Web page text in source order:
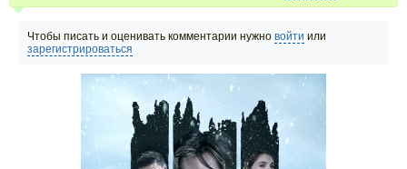
Чтобы писать и оценивать комментарии нужно войти или
зарегистрироваться